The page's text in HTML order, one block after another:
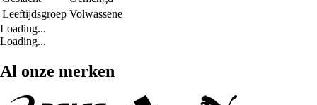
Leeftijdsgroep Volwassene
Loading...
Loading...
Al onze merken